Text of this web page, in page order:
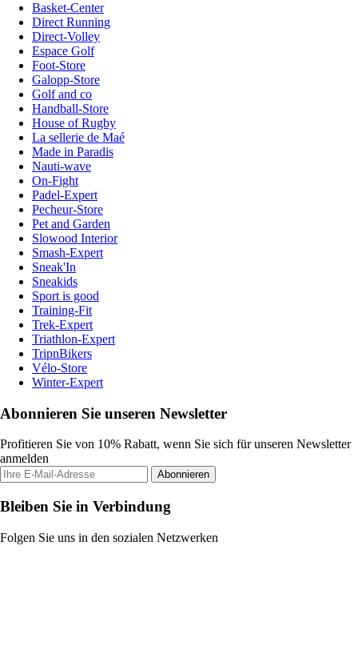
Basket-Center
Direct Running
Direct-Volley
Espace Golf
Foot-Store
Galopp-Store
Golf and co
Handball-Store
House of Rugby
La sellerie de Maé
Made in Paradis
Nauti-wave
On-Fight
Padel-Expert
Pecheur-Store
Pet and Garden
Slowood Interior
Smash-Expert
Sneak'In
Sneakids
Sport is good
Training-Fit
Trek-Expert
Triathlon-Expert
TripnBikers
Vélo-Store
Winter-Expert
Abonnieren Sie unseren Newsletter
Profitieren Sie von 10% Rabatt, wenn Sie sich für unseren Newsletter
anmelden
Abonnieren
Bleiben Sie in Verbindung
Folgen Sie uns in den sozialen Netzwerken